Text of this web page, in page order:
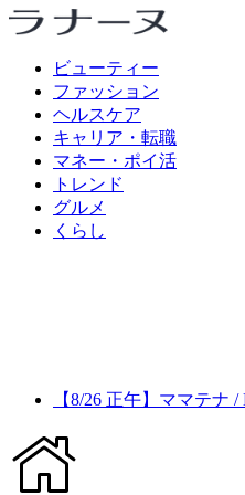
ビューティー
ファッション
ヘルスケア
キャリア・転職
マネー・ポイ活
トレンド
グルメ
くらし
【8/26 正午】ママテナ